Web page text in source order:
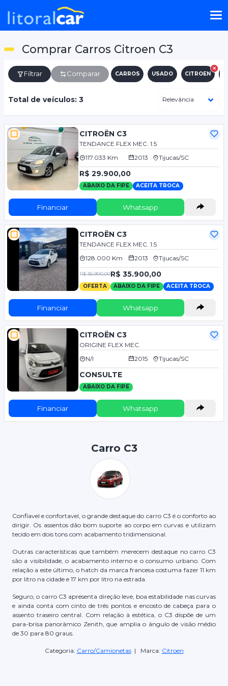
Comprar Carros Citroen C3
Filtrar Comparar CARROS USADO CITROEN
Total de veículos: 3
CITROËN C3
TENDANCE FLEX MEC. 1.5
117.033 Km
2013 Tijucas/SC
R$ 29.900,00
ABAIXO DA FIPE ACEITA TROCA
Financiar Whatsapp
CITROËN C3
TENDANCE FLEX MEC. 1.5
128.000 Km
2013 Tijucas/SC
R$ 36.900,00R$ 35.900,00
OFERTA ABAIXO DA FIPE ACEITA TROCA
Financiar Whatsapp
CITROËN C3
ORIGINE FLEX MEC.
N/I
2015 Tijucas/SC
CONSULTE
ABAIXO DA FIPE
Financiar Whatsapp
Carro C3
Confiavel e confortavel, o grande destaque do carro C3 é o conforto ao
dirigir. Os assentos dão bom suporte ao corpo em curvas e utilizam
tecido em dois tons com acabamento tridimensional.
Outras características que também merecem destaque no carro C3
são a visibilidade, o acabamento interno e o consumo urbano. Com
relação a este último, o hatch da marca francesa costuma fazer 11 km
por litro na cidade e 17 km por litro na estrada.
Seguro, o carro C3 apresenta direção leve, boa estabilidade nas curvas
e ainda conta com cinto de três pontos e encosto de cabeça para o
assento traseiro central. Com relação à estética, o C3 dispõe de um
para-brisa panorâmico Zenith, que amplia o ângulo de visão médio
de 30 para 80 graus.
Categoria: Carro/Camionetas| Marca: Citroen